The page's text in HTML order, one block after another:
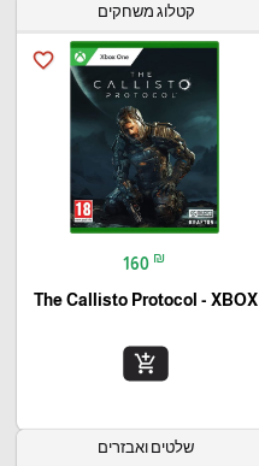
קטלוג משחקים
favorite_border
160 ₪
The Callisto Protocol - XBOX
add_shopping_cart
שלטים ואבזרים